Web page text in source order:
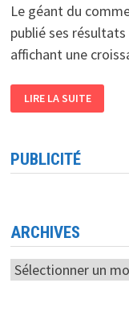
Le géant du
publié ses
affichant une
T1
2025
UNE
CROISSANCE
L’IMPACT
DES
TARIFS
DOUANIERS
LIRE LA SUITE
PUBLICITÉ
ARCHIVES
Archives